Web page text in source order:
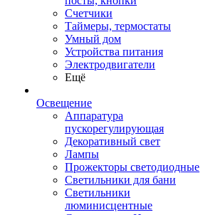
Счетчики
Таймеры, термостаты
Умный дом
Устройства питания
Электродвигатели
Ещё
Освещение
Аппаратура
пускорегулирующая
Декоративный свет
Лампы
Прожекторы светодиодные
Светильники для бани
Светильники
люминисцентные